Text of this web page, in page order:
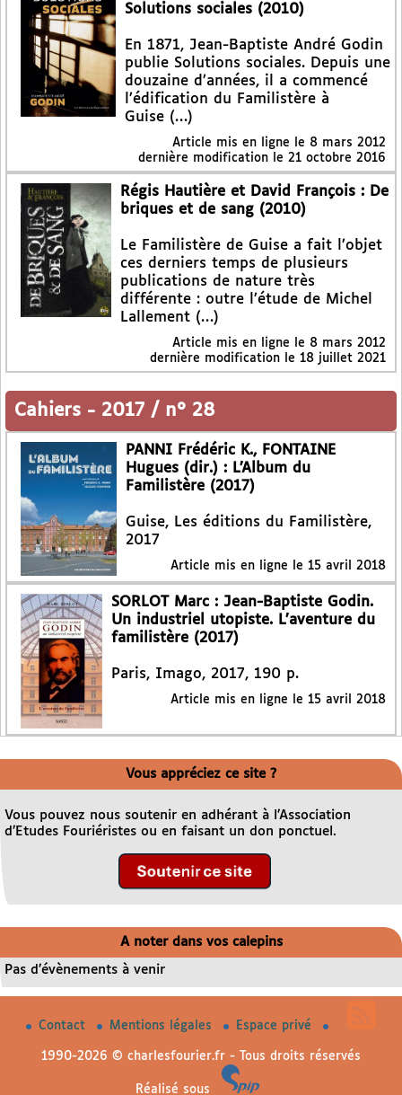
Solutions sociales (2010)
En 1871, Jean-Baptiste André Godin
publie Solutions sociales. Depuis une
douzaine d’années, il a commencé
l’édification du Familistère à
Guise (…)
Article mis en ligne le 8 mars 2012
dernière modification le 21 octobre 2016
Régis Hautière et David François : De
briques et de sang (2010)
Le Familistère de Guise a fait l’objet
ces derniers temps de plusieurs
publications de nature très
différente : outre l’étude de Michel
Lallement (…)
Article mis en ligne le 8 mars 2012
dernière modification le 18 juillet 2021
Cahiers - 2017 / n° 28
PANNI Frédéric K., FONTAINE
Hugues (dir.) : L’Album du
Familistère (2017)
Guise, Les éditions du Familistère,
2017
Article mis en ligne le 15 avril 2018
SORLOT Marc : Jean-Baptiste Godin.
Un industriel utopiste. L’aventure du
familistère (2017)
Paris, Imago, 2017, 190 p.
Article mis en ligne le 15 avril 2018
Vous appréciez ce site ?
Vous pouvez nous soutenir en adhérant à l’Association
d’Etudes Fouriéristes ou en faisant un don ponctuel.
A noter dans vos calepins
Pas d’évènements à venir
Contact Mentions légales Espace privé
1990-2026 © charlesfourier.fr - Tous droits réservés
Réalisé sous